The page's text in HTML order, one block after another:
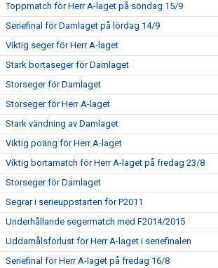
Toppmatch för Herr A-laget på söndag 15/9
Seriefinal för Damlaget på lördag 14/9
Viktig seger för Herr A-laget
Stark bortaseger för Damlaget
Storseger för Damlaget
Storseger för Herr A-laget
Stark vändning av Damlaget
Viktig poäng för Herr A-laget
Viktig bortamatch för Herr A-laget på fredag 23/8
Storseger för Damlaget
Segrar i serieuppstarten för P2011
Underhållande segermatch med F2014/2015
Uddamålsförlust för Herr A-laget i seriefinalen
Seriefinal för Herr A-laget på fredag 16/8